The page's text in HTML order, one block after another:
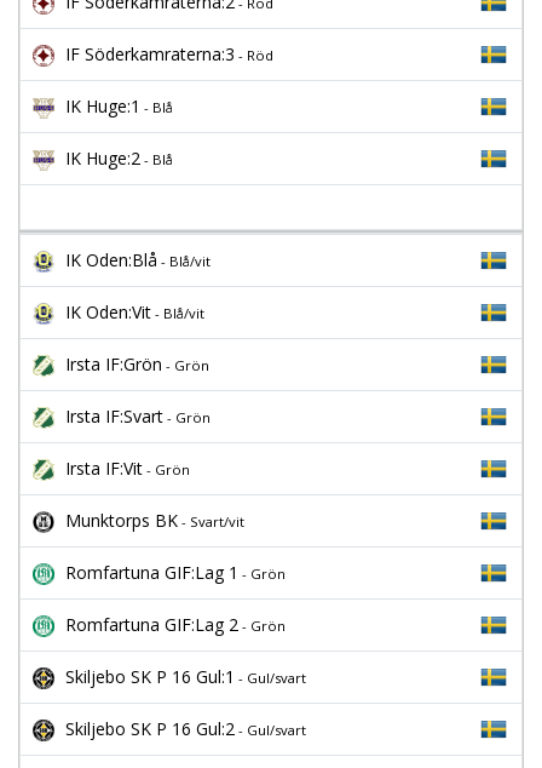
IF Söderkamraterna:3 - Röd
IK Huge:1 - Blå
IK Huge:2 - Blå
IK Oden:Blå - Blå/vit
IK Oden:Vit - Blå/vit
Irsta IF:Grön - Grön
Irsta IF:Svart - Grön
Irsta IF:Vit - Grön
Munktorps BK - Svart/vit
Romfartuna GIF:Lag 1 - Grön
Romfartuna GIF:Lag 2 - Grön
Skiljebo SK P 16 Gul:1 - Gul/svart
Skiljebo SK P 16 Gul:2 - Gul/svart